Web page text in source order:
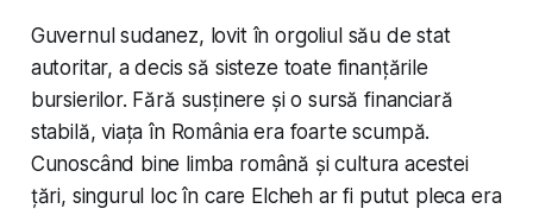
Guvernul sudanez, lovit în orgoliul său de stat
autoritar, a decis să sisteze toate finanțările
bursierilor. Fără susținere și o sursă financiară
stabilă, viața în România era foarte scumpă.
Cunoscând bine limba română și cultura acestei
țări, singurul loc în care Elcheh ar fi putut pleca era